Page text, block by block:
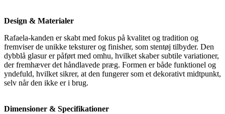
Design & Materialer
Rafaela-kanden er skabt med fokus på kvalitet og tradition og
fremviser de unikke teksturer og finisher, som stentøj tilbyder. Den
dybblå glasur er påført med omhu, hvilket skaber subtile variationer,
der fremhæver det håndlavede præg. Formen er både funktionel og
yndefuld, hvilket sikrer, at den fungerer som et dekorativt midtpunkt,
selv når den ikke er i brug.
Dimensioner & Specifikationer